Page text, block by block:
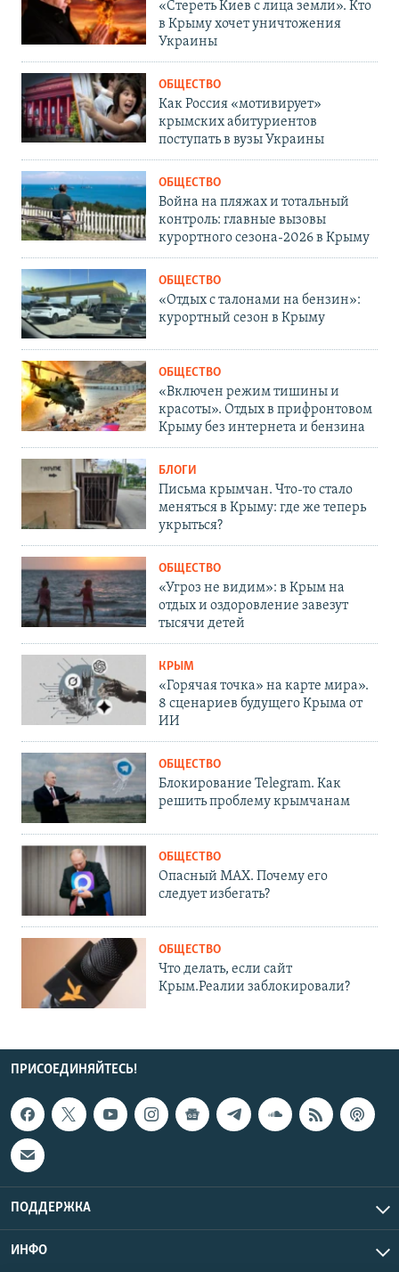
«Стереть Киев с лица земли». Кто
в Крыму хочет уничтожения
Украины
ОБЩЕСТВО
Как Россия «мотивирует»
крымских абитуриентов
поступать в вузы Украины
ОБЩЕСТВО
Война на пляжах и тотальный
контроль: главные вызовы
курортного сезона-2026 в Крыму
ОБЩЕСТВО
«Отдых с талонами на бензин»:
курортный сезон в Крыму
ОБЩЕСТВО
«Включен режим тишины и
красоты». Отдых в прифронтовом
Крыму без интернета и бензина
БЛОГИ
Письма крымчан. Что-то стало
меняться в Крыму: где же теперь
укрыться?
ОБЩЕСТВО
«Угроз не видим»: в Крым на
отдых и оздоровление завезут
тысячи детей
КРЫМ
«Горячая точка» на карте мира».
8 сценариев будущего Крыма от
ИИ
ОБЩЕСТВО
Блокирование Telegram. Как
решить проблему крымчанам
ОБЩЕСТВО
Опасный MAX. Почему его
следует избегать?
ОБЩЕСТВО
Что делать, если сайт
Крым.Реалии заблокировали?
ПРИСОЕДИНЯЙТЕСЬ!
ПОДДЕРЖКА
ИНФО